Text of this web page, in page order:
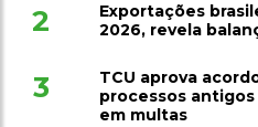
2
Exportações
2026, revela
3
TCU aprova
processos
em multas